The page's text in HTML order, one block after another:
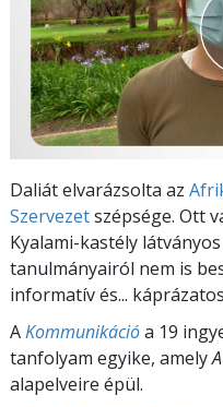
Daliát elvarázsolta az
Szervezetszépsége. Ott
Kyalami-kastély
tanulmányairól nem is
informatív és...
AKommunikációa 19
tanfolyam egyike, amely
alapelveire épül.